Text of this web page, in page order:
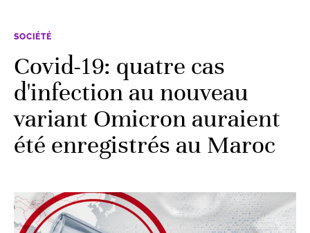
SOCIÉTÉ
Covid-19: quatre cas
d'infection au nouveau
variant Omicron auraient
été enregistrés au Maroc